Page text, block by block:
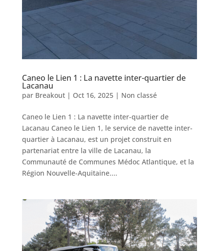
Caneo le Lien 1 : La navette inter-quartier de
Lacanau
par Breakout| Oct 16, 2025| Non classé
Caneo le Lien 1 : La navette inter-quartier de
Lacanau Caneo le Lien 1, le service de navette inter-
quartier à Lacanau, est un projet construit en
partenariat entre la ville de Lacanau, la
Communauté de Communes Médoc Atlantique, et la
Région Nouvelle-Aquitaine....